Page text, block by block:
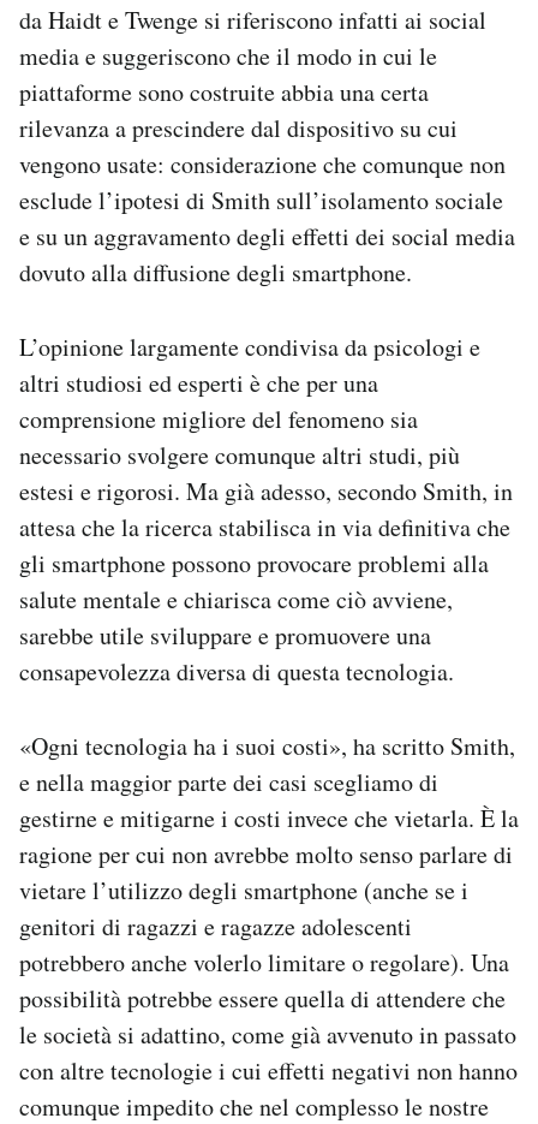
da Haidt e Twenge si riferiscono infatti ai social
media e suggeriscono che il modo in cui le
piattaforme sono costruite abbia una certa
rilevanza a prescindere dal dispositivo su cui
vengono usate: considerazione che comunque non
esclude l’ipotesi di Smith sull’isolamento sociale
e su un aggravamento degli effetti dei social media
dovuto alla diffusione degli smartphone.
L’opinione largamente condivisa da psicologi e
altri studiosi ed esperti è che per una
comprensione migliore del fenomeno sia
necessario svolgere comunque altri studi, più
estesi e rigorosi. Ma già adesso, secondo Smith, in
attesa che la ricerca stabilisca in via definitiva che
gli smartphone possono provocare problemi alla
salute mentale e chiarisca come ciò avviene,
sarebbe utile sviluppare e promuovere una
consapevolezza diversa di questa tecnologia.
«Ogni tecnologia ha i suoi costi», ha scritto Smith,
e nella maggior parte dei casi scegliamo di
gestirne e mitigarne i costi invece che vietarla. È la
ragione per cui non avrebbe molto senso parlare di
vietare l’utilizzo degli smartphone (anche se i
genitori di ragazzi e ragazze adolescenti
potrebbero anche volerlo limitare o regolare). Una
possibilità potrebbe essere quella di attendere che
le società si adattino, come già avvenuto in passato
con altre tecnologie i cui effetti negativi non hanno
comunque impedito che nel complesso le nostre